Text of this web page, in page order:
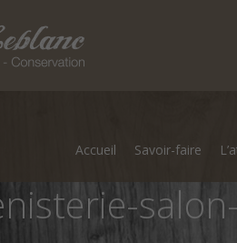
Accueil Savoir-faire